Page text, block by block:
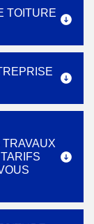
TOITURE